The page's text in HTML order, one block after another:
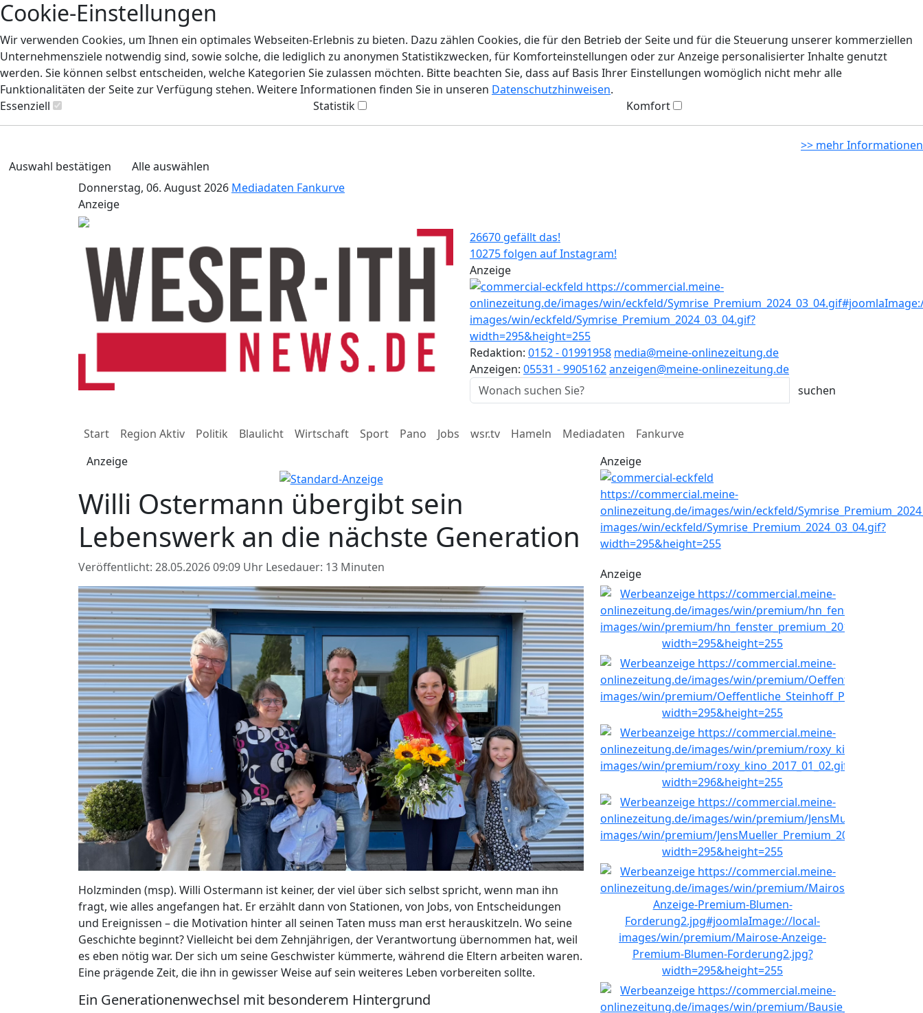
Cookie-Einstellungen
Wir verwenden Cookies, um Ihnen ein optimales Webseiten-Erlebnis zu bieten. Dazu zählen Cookies, die für den Betrieb der Seite und für die Steuerung unserer kommerziellen
Unternehmensziele notwendig sind, sowie solche, die lediglich zu anonymen Statistikzwecken, für Komforteinstellungen oder zur Anzeige personalisierter Inhalte genutzt
werden. Sie können selbst entscheiden, welche Kategorien Sie zulassen möchten. Bitte beachten Sie, dass auf Basis Ihrer Einstellungen womöglich nicht mehr alle
Funktionalitäten der Seite zur Verfügung stehen. Weitere Informationen finden Sie in unseren Datenschutzhinweisen.
Essenziell
Statistik Komfort
>> mehr Informationen
Auswahl bestätigen
Alle auswählen
Donnerstag, 06. August 2026 Mediadaten Fankurve
Anzeige
26670 gefällt das!
10275 folgen auf Instagram!
Anzeige
Redaktion: 0152 - 01991958 media@meine-onlinezeitung.de
Anzeigen: 05531 - 9905162anzeigen@meine-onlinezeitung.de
Start Region Aktiv Politik Blaulicht Wirtschaft Sport Pano Jobs wsr.tv Hameln Mediadaten
Fankurve
Anzeige
Willi Ostermann übergibt sein
Lebenswerk an die nächste Generation
Veröffentlicht: 28.05.2026 09:09 Uhr Lesedauer: 13 Minuten
Holzminden (msp). Willi Ostermann ist keiner, der viel über sich selbst spricht, wenn man ihn
fragt, wie alles angefangen hat. Er erzählt dann von Stationen, von Jobs, von Entscheidungen
und Ereignissen – die Motivation hinter all seinen Taten muss man erst herauskitzeln. Wo seine
Geschichte beginnt? Vielleicht bei dem Zehnjährigen, der Verantwortung übernommen hat, weil
es eben nötig war. Der sich um seine Geschwister kümmerte, während die Eltern arbeiten waren.
Eine prägende Zeit, die ihn in gewisser Weise auf sein weiteres Leben vorbereiten sollte.
Ein Generationenwechsel mit besonderem Hintergrund
Anzeige
Anzeige